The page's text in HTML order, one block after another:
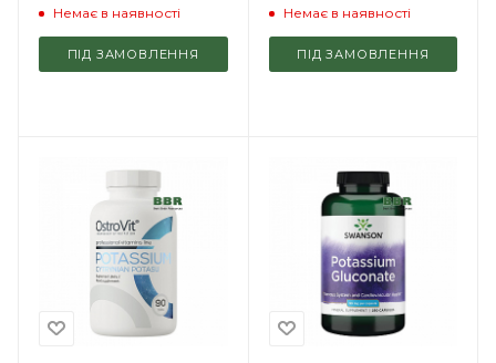
Немає в наявності
ПІД ЗАМОВЛЕННЯ
Немає в наявності
ПІД ЗАМОВЛЕННЯ